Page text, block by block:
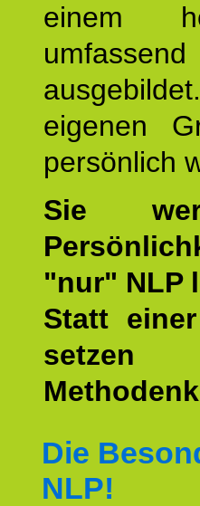
einem
eigenen
persönlich
Sie
"nur" NLP
Statt
Die
NLP!